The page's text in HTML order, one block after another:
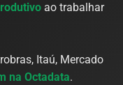
ao trabalhar
Itaú, Mercado
na Octadata.